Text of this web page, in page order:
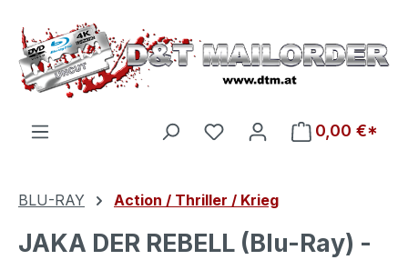
Zum Hauptinhalt springen
Du hast 0 Produkte auf
0,00 €*
BLU-RAY Action / Thriller / Krieg
JAKA DER REBELL (Blu-Ray) -